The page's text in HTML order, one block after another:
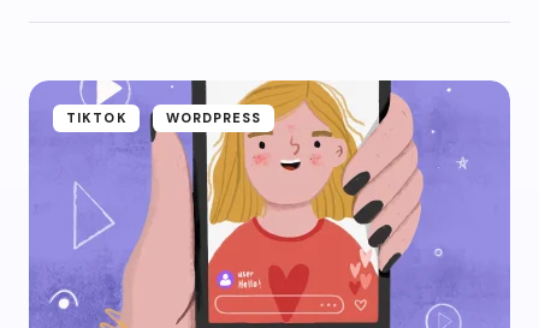
TIKTOK WORDPRESS